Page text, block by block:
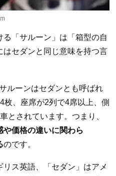
「サルーン」は「箱型の自
セダンと同じ意味を持つ言
ルーンはセダンとも呼ばれ
、座席が2列で4席以上、側
とされています。つまり、
価格の違いに関わら
のです。
ス英語、「セダン」はアメ